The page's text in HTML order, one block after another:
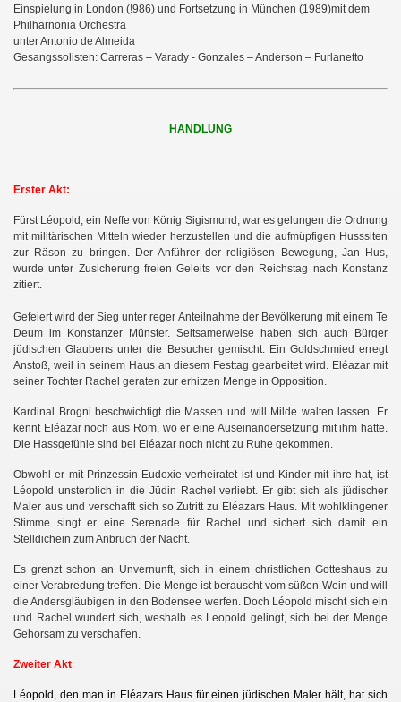
Einspielung in London (!986) und Fortsetzung in München (1989)mit dem
Philharnonia Orchestra
unter Antonio de Almeida
Gesangssolisten: Carreras – Varady - Gonzales – Anderson – Furlanetto
HANDLUNG
Erster Akt:
Fürst Léopold, ein Neffe von König Sigismund, war es gelungen die Ordnung
mit militärischen Mitteln wieder herzustellen und die aufmüpfigen Husssiten
zur Räson zu bringen. Der Anführer der religiösen Bewegung, Jan Hus,
wurde unter Zusicherung freien Geleits vor den Reichstag nach Konstanz
zitiert.
Gefeiert wird der Sieg unter reger Anteilnahme der Bevölkerung mit einem Te
Deum im Konstanzer Münster. Seltsamerweise haben sich auch Bürger
jüdischen Glaubens unter die Besucher gemischt. Ein Goldschmied erregt
Anstoß, weil in seinem Haus an diesem Festtag gearbeitet wird. Eléazar mit
seiner Tochter Rachel geraten zur erhitzen Menge in Opposition.
Kardinal Brogni beschwichtigt die Massen und will Milde walten lassen. Er
kennt Eléazar noch aus Rom, wo er eine Auseinandersetzung mit ihm hatte.
Die Hassgefühle sind bei Eléazar noch nicht zu Ruhe gekommen.
Obwohl er mit Prinzessin Eudoxie verheiratet ist und Kinder mit ihre hat, ist
Léopold unsterblich in die Jüdin Rachel verliebt. Er gibt sich als jüdischer
Maler aus und verschafft sich so Zutritt zu Eléazars Haus. Mit wohlklingener
Stimme singt er eine Serenade für Rachel und sichert sich damit ein
Stelldichein zum Anbruch der Nacht.
Es grenzt schon an Unvernunft, sich in einem christlichen Gotteshaus zu
einer Verabredung treffen. Die Menge ist berauscht vom süßen Wein und will
die Andersgläubigen in den Bodensee werfen. Doch Léopold mischt sich ein
und Rachel wundert sich, weshalb es Leopold gelingt, sich bei der Menge
Gehorsam zu verschaffen.
Zweiter Akt:
Léopold, den man in Eléazars Haus für einen jüdischen Maler hält, hat sich